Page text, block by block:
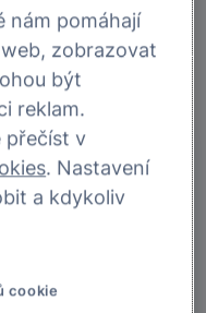
se ocitli v nelehké
nejsou schopni
závazkům.
pomoc?
(MONETA
nám pomáhají
zobrazovat
být
reklam.
přečíst v
. Nastavení
a kdykoliv
cookie